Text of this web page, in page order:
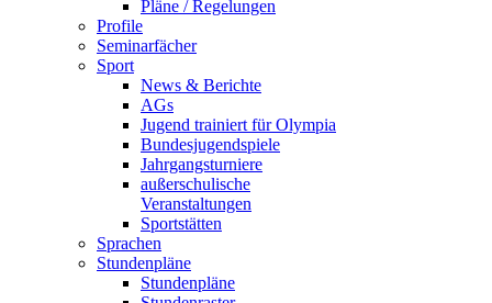
Pläne / Regelungen
Profile
Seminarfächer
Sport
News & Berichte
AGs
Jugend trainiert für Olympia
Bundesjugendspiele
Jahrgangsturniere
außerschulische
Veranstaltungen
Sportstätten
Sprachen
Stundenpläne
Stundenpläne